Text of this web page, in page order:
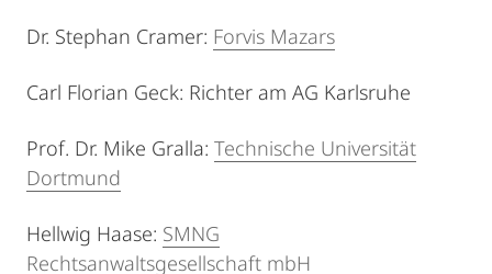
Dr. Stephan Cramer: Forvis Mazars
Carl Florian Geck: Richter am AG Karlsruhe
Prof. Dr. Mike Gralla: Technische Universität
Dortmund
Hellwig Haase: SMNG
Rechtsanwaltsgesellschaft mbH